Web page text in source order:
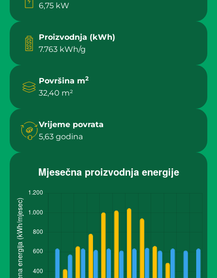
6,75 kW
Proizvodnja (kWh)
7.763 kWh/g
Površina m2
32,40 m²
Vrijeme povrata
5,63 godina